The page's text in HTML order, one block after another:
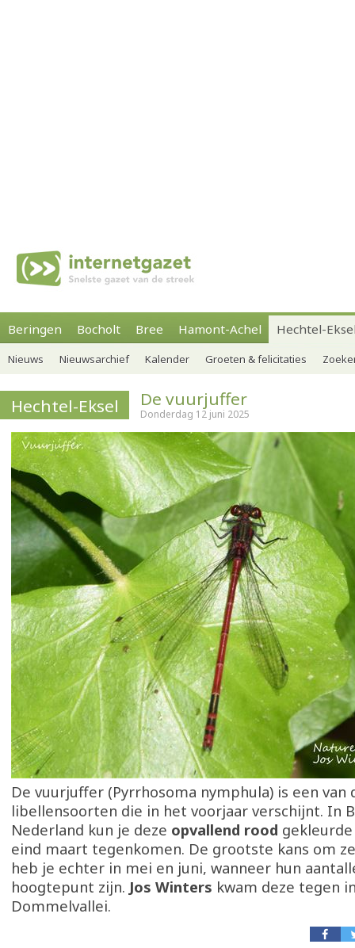
Beringen Bocholt Bree Hamont-Achel Hechtel-
Nieuws Nieuwsarchief Kalender Groeten & felicitaties
Hechtel-Eksel De vuurjuffer
Donderdag 12 juni 2025
De vuurjuffer (Pyrrhosoma nymphula) is een van
libellensoorten die in het voorjaar verschijnt. In
Nederland kun je deze opvallend rood
eind maart tegenkomen. De grootste kans om
heb je echter in mei en juni, wanneer hun
hoogtepunt zijn. Jos Winters kwam deze tegen
Dommelvallei.